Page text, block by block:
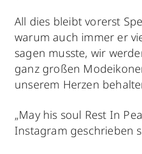
All dies bleibt vorerst
warum auch immer er
sagen musste, wir
ganz großen
unserem Herzen
„May his soul Rest In
Instagram geschrieben